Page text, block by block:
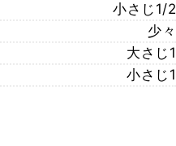
小さじ1/2
少々
大さじ1
小さじ1